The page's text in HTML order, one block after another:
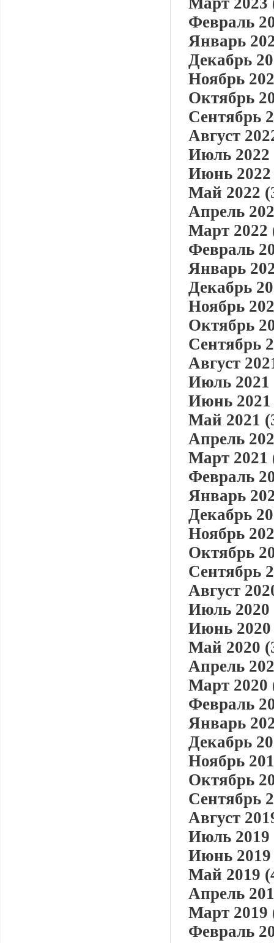
Февраль
Январь
Декабрь
Ноябрь
Октябрь
Сентябрь
Август
Июль 2022
Июнь 2022
Май 2022
Апрель
Март 2022
Февраль
Январь
Декабрь
Ноябрь
Октябрь
Сентябрь
Август
Июль 2021
Июнь 2021
Май 2021
Апрель
Март 2021
Февраль
Январь
Декабрь
Ноябрь
Октябрь
Сентябрь
Август
Июль 2020
Июнь 2020
Май 2020
Апрель
Март 2020
Февраль
Январь
Декабрь
Ноябрь
Октябрь
Сентябрь
Август
Июль 2019
Июнь 2019
Май 2019
Апрель
Март 2019
Февраль